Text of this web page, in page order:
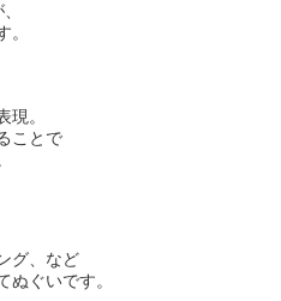
。
ことで
グ、など
ぐいです。